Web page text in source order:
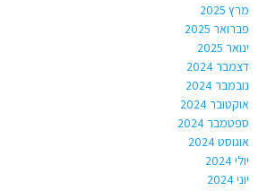
מרץ 2025
פברואר 2025
ינואר 2025
דצמבר 2024
נובמבר 2024
אוקטובר 2024
ספטמבר 2024
אוגוסט 2024
יולי 2024
יוני 2024